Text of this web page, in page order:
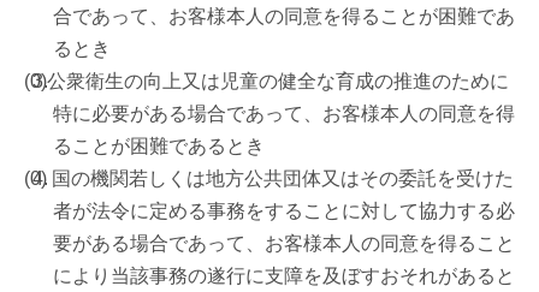
合であって、お客様本人の同意を得ることが困難であ
るとき
公衆衛生の向上又は児童の健全な育成の推進のために
特に必要がある場合であって、お客様本人の同意を得
ることが困難であるとき
国の機関若しくは地方公共団体又はその委託を受けた
者が法令に定める事務をすることに対して協力する必
要がある場合であって、お客様本人の同意を得ること
により当該事務の遂行に支障を及ぼすおそれがあると